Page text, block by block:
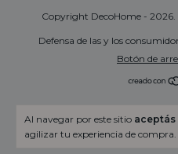
Al navegar por este sitio
agilizar tu experiencia de compra.
Copyright DecoHome - 2026.
Defensa de las y los
Botón de